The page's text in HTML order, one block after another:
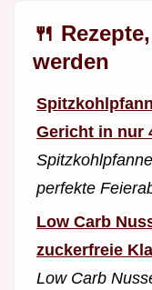
🍴
werden
Gericht in nur
perfekte
Low Carb
zuckerfreie
Low Carb